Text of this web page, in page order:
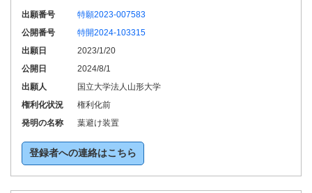
出願番号
特願2023-007583
公開番号
特開2024-103315
出願日
2023/1/20
公開日
2024/8/1
出願人
国立大学法人山形大学
権利化状況
権利化前
発明の名称
葉避け装置
登録者への連絡はこちら